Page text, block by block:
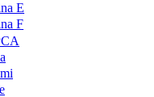
E
F